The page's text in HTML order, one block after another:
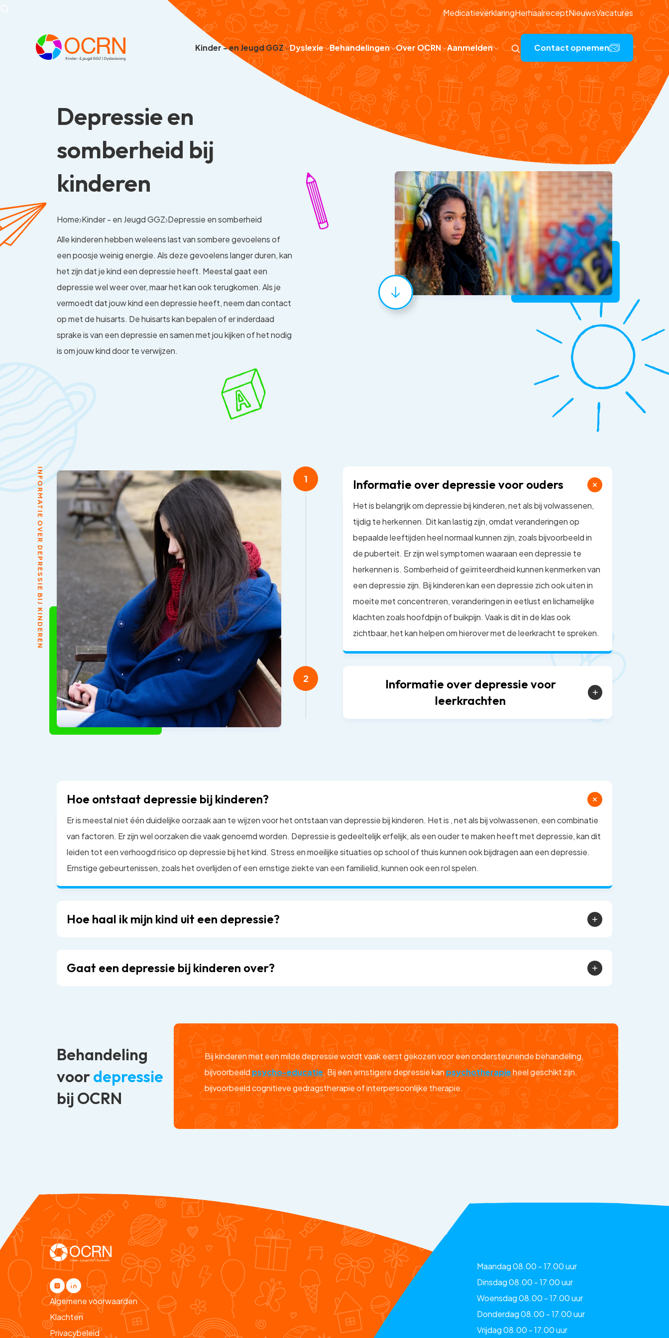
MedicatieverklaringHerhaalreceptNieuwsVacatures
Kinder - en Jeugd GGZ Dyslexie Behandelingen Over OCRN Aanmelden Contact opnemen
Depressie en
somberheid bij
kinderen
Home Kinder - en Jeugd GGZ Depressie en somberheid
Alle kinderen hebben weleens last van sombere gevoelens of
een poosje weinig energie. Als deze gevoelens langer duren, kan
het zijn dat je kind een depressie heeft. Meestal gaat een
depressie wel weer over, maar het kan ook terugkomen. Als je
vermoedt dat jouw kind een depressie heeft, neem dan contact
op met de huisarts. De huisarts kan bepalen of er inderdaad
sprake is van een depressie en samen met jou kijken of het nodig
is om jouw kind door te verwijzen.
INFORMATIE OVER DEPRESSIE BIJ KINDEREN 1 Informatie over depressie voor ouders
Het is belangrijk om depressie bij kinderen, net als bij volwassenen,
tijdig te herkennen. Dit kan lastig zijn, omdat veranderingen op
bepaalde leeftijden heel normaal kunnen zijn, zoals bijvoorbeeld in
de puberteit. Er zijn wel symptomen waaraan een depressie te
herkennen is. Somberheid of geïrriteerdheid kunnen kenmerken van
een depressie zijn. Bij kinderen kan een depressie zich ook uiten in
moeite met concentreren, veranderingen in eetlust en lichamelijke
klachten zoals hoofdpijn of buikpijn. Vaak is dit in de klas ook
zichtbaar, het kan helpen om hierover met de leerkracht te spreken.
2
Informatie over depressie voor
leerkrachten
Hoe ontstaat depressie bij kinderen?
Er is meestal niet één duidelijke oorzaak aan te wijzen voor het ontstaan van depressie bij kinderen. Het is , net als bij volwassenen, een combinatie
van factoren. Er zijn wel oorzaken die vaak genoemd worden. Depressie is gedeeltelijk erfelijk, als een ouder te maken heeft met depressie, kan dit
leiden tot een verhoogd risico op depressie bij het kind. Stress en moeilijke situaties op school of thuis kunnen ook bijdragen aan een depressie.
Ernstige gebeurtenissen, zoals het overlijden of een ernstige ziekte van een familielid, kunnen ook een rol spelen.
Hoe haal ik mijn kind uit een depressie?
Gaat een depressie bij kinderen over?
Behandeling
voordepressie
bij OCRN
Bij kinderen met een milde depressie wordt vaak eerst gekozen voor een ondersteunende behandeling,
bijvoorbeeld psycho-educatie. Bij een ernstigere depressie kan psychotherapieheel geschikt zijn,
bijvoorbeeld cognitieve gedragstherapie of interpersoonlijke therapie.
Algemene voorwaarden
Klachten
Privacybeleid
Maandag 08.00 - 17.00 uur
Dinsdag 08.00 - 17.00 uur
Woensdag 08.00 - 17.00 uur
Donderdag 08.00 - 17.00 uur
Vrijdag 08.00 - 17.00 uur